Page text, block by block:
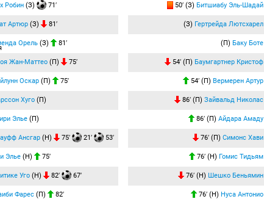
Робин (З) 71′
Артюр (З) 81′
Орель (З) 81′
Жан-Маттео (П) 75′
Оскар (П) 75′
Хуго (П)
Элье (П)
Ансгар (Н) 75′ 21′ 53′
Элье (Н) 75′
Уго (Н) 82′ 67′
Фарес (П) 82′
50′ (З) Битшиабу Эль-Шадай
(З) Гертрейда Лютсхарел
(П) Баку Боте
54′ (П) Баумгартнер Кристоф
54′ (П) Вермерен Артур
86′ (П) Зайвальд Николас
86′ (П) Айдара Амаду
76′ (П) Симонс Хави
76′ (Н) Гомис Тидьям
76′ (Н) Шешко Беньямин
76′ (Н) Нуса Антонио